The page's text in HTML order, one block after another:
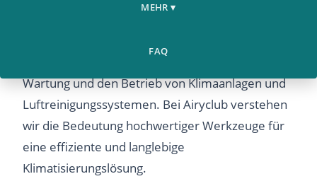
MEHR ▾
FAQ
optimale Luftqualität
Wartung und den Betrieb von Klimaanlagen und
Luftreinigungssystemen. Bei Airyclub verstehen
wir die Bedeutung hochwertiger Werkzeuge für
eine effiziente und langlebige
Klimatisierungslösung.